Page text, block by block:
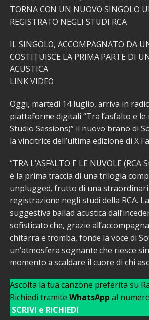
TORNA CON UN NUOVO SINGOLO
REGISTRATO NEGLI STUDI RCA
IL SINGOLO, ACCOMPAGNATO DA
COSTITUISCE LA PRIMA PARTE DI
ACUSTICA
LINK VIDEO
Oggi, martedì 14 luglio, arriva in
piattaforme digitali “Tra l’asfalto e le
Studio Sessions)” il nuovo brano di
la vincitrice dell’ultima edizione di X
“TRA L’ASFALTO E LE NUVOLE (RCA
è la prima traccia di una trilogia
unplugged, frutto di una
registrazione negli studi della RCA.
suggestiva ballad acustica
sofisticato che, grazie
chitarra e tromba, fonde la voce di
un’atmosfera sognante che riesce
momento a scaldare il cuore di chi
Ascolta la tua canzone preferita su
Richiedi tramite WhatsApp al
SCRIVI e RICHIEDI